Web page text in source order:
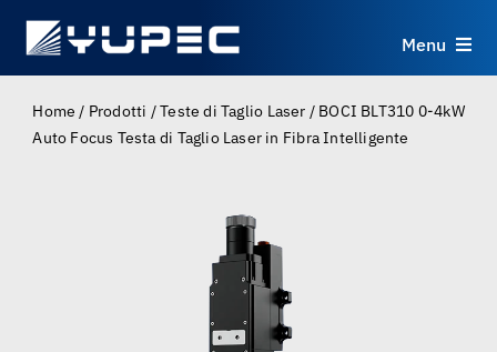
Menu
Prodotti
Applicazioni
Risorse
Home / Prodotti /Teste di Taglio Laser / BOCI BLT310 0-4kW
Auto Focus Testa di Taglio Laser in Fibra Intelligente